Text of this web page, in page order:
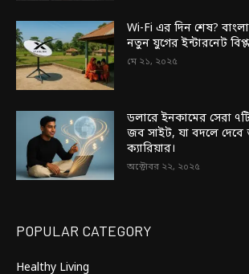
Wi-Fi এর দিন শেষ?
নতুন যুগের ইন্টারনেট
মে ২১, ২০২৫
ডলারে ইনকামের সেরা
জব সাইট, যা বদলে দেবে
ক্যারিয়ার।
অক্টোবর ২২, ২০২৫
POPULAR CATEGORY
Healthy Living